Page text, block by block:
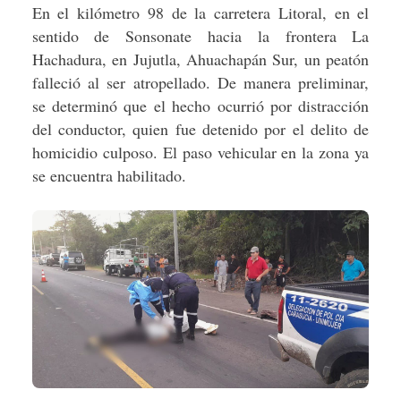
En el kilómetro 98 de la carretera Litoral, en el
sentido de Sonsonate hacia la frontera La
Hachadura, en Jujutla, Ahuachapán Sur, un peatón
falleció al ser atropellado. De manera preliminar,
se determinó que el hecho ocurrió por distracción
del conductor, quien fue detenido por el delito de
homicidio culposo. El paso vehicular en la zona ya
se encuentra habilitado.